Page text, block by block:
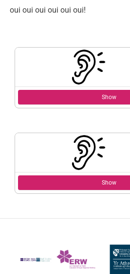
oui oui oui oui oui oui!
Show
Show